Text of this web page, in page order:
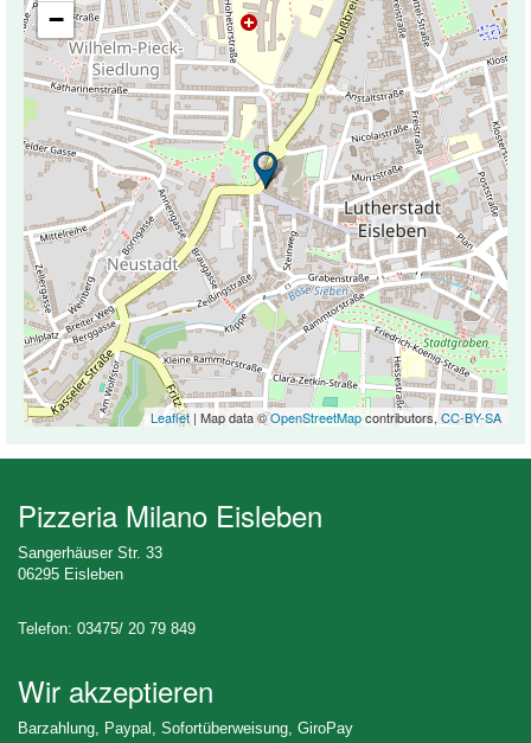
−
Leaflet | Map data ©OpenStreetMapcontributors, CC-BY-SA
Pizzeria Milano Eisleben
Sangerhäuser Str. 33
06295 Eisleben
Telefon: 03475/ 20 79 849
Wir akzeptieren
Barzahlung, Paypal, Sofortüberweisung, GiroPay